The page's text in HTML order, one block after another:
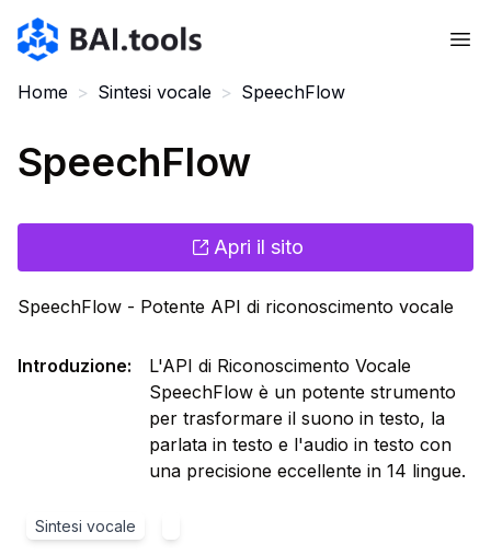
Bai.tools
Home > Sintesi vocale > SpeechFlow
SpeechFlow
Apri il sito
SpeechFlow - Potente API di riconoscimento vocale
Introduzione:
L'API di Riconoscimento Vocale
SpeechFlow è un potente strumento
per trasformare il suono in testo, la
parlata in testo e l'audio in testo con
una precisione eccellente in 14 lingue.
Sintesi vocale